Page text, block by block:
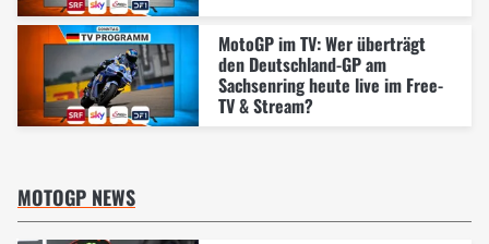
MotoGP im TV: Wer überträgt
den Deutschland-GP am
Sachsenring heute live im Free-
TV & Stream?
MOTOGP NEWS